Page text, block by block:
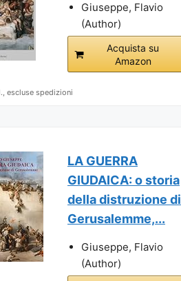
Giuseppe, Flavio
(Author)
Acquista su
Amazon
escluse spedizioni
LA GUERRA
GIUDAICA: o storia
della distruzione di
Gerusalemme,...
Giuseppe, Flavio
(Author)